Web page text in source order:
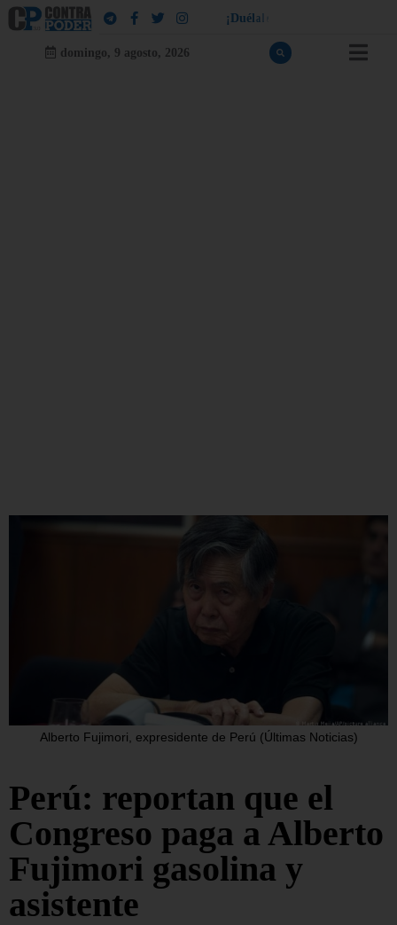
¡ Dué a
domingo, 9 agosto, 2026
Alberto Fujimori, expresidente de Perú (Últimas Noticias)
Perú: reportan que el
Congreso paga a Alberto
Fujimori gasolina y
asistente